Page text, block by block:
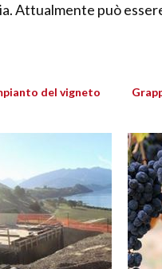
Attualmente può
del vigneto